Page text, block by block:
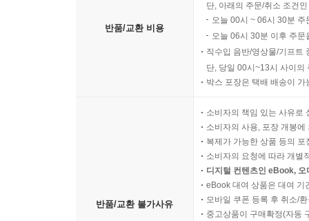
반품/교환 비용
단, 아래의 주문/취소 조건
오늘 00시 ~ 06시 30분
오늘 06시 30분 이후 주
직수입 음반/영상물/기프트
단, 당일 00시~13시 사이의
박스 포장은 택배 배송이
반품/교환 불가사유
소비자의 책임 있는 사유로
소비자의 사용, 포장 개봉
복제가 가능한 상품 등의
소비자의 요청에 따라 개별
디지털 컨텐츠인 eBook,
eBook 대여 상품은 대여 기
모바일 쿠폰 등록 후 취소/
중고상품이 구매확정(자동